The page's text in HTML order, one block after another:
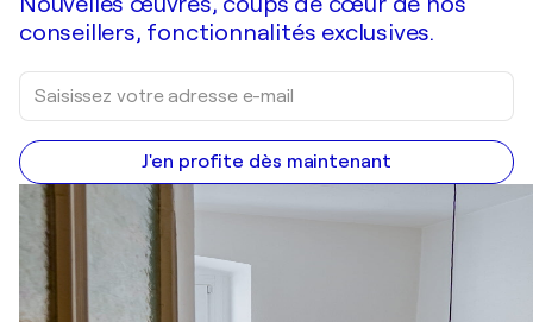
conseillers, fonctionnalités exclusives.
J'en profite dès maintenant